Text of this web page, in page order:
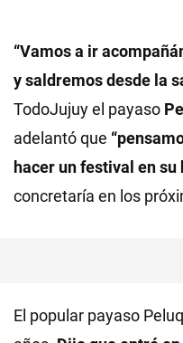
“Vamos a ir
y saldremos desde la
TodoJujuy el payaso
adelantó que
hacer un festival en su
concretaría en los
El popular payaso